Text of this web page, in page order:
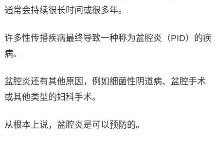
通常会持续很长时间或很多年。
许多性传播疾病最终导致一种称为盆腔炎（PID）的疾
病。
盆腔炎还有其他原因，例如细菌性阴道病、盆腔手术
或其他类型的妇科手术。
从根本上说，盆腔炎是可以预防的。